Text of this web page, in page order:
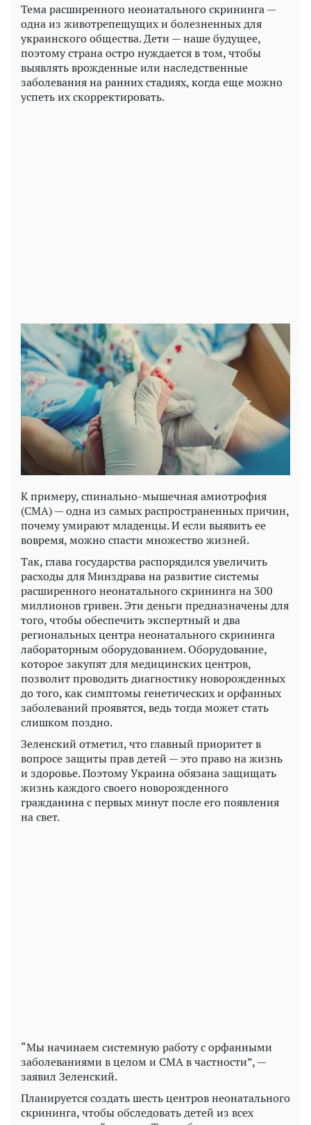
Тема расширенного неонатального скрининга —
одна из животрепещущих и болезненных для
украинского общества. Дети — наше будущее,
поэтому страна остро нуждается в том, чтобы
выявлять врожденные или наследственные
заболевания на ранних стадиях, когда еще можно
успеть их скорректировать.
К примеру, спинально-мышечная амиотрофия
(СМА) — одна из самых распространенных причин,
почему умирают младенцы. И если выявить ее
вовремя, можно спасти множество жизней.
Так, глава государства распорядился увеличить
расходы для Минздрава на развитие системы
расширенного неонатального скрининга на 300
миллионов гривен. Эти деньги предназначены для
того, чтобы обеспечить экспертный и два
региональных центра неонатального скрининга
лабораторным оборудованием. Оборудование,
которое закупят для медицинских центров,
позволит проводить диагностику новорожденных
до того, как симптомы генетических и орфанных
заболеваний проявятся, ведь тогда может стать
слишком поздно.
Зеленский отметил, что главный приоритет в
вопросе защиты прав детей — это право на жизнь
и здоровье. Поэтому Украина обязана защищать
жизнь каждого своего новорожденного
гражданина с первых минут после его появления
на свет.
“Мы начинаем системную работу с орфанными
заболеваниями в целом и СМА в частности”, —
заявил Зеленский.
Планируется создать шесть центров неонатального
скрининга, чтобы обследовать детей из всех